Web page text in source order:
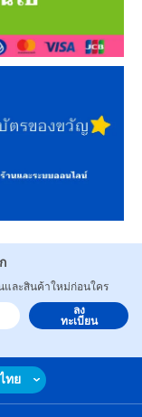
และสินค้าใหม่ก่อนใคร
ลง
ทะเบียน
ไทย